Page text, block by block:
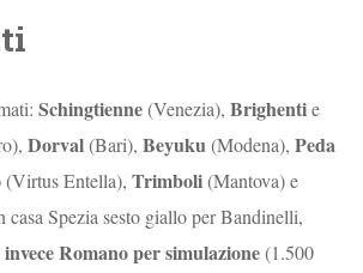
Schingtienne(Venezia),Brighentie
Dorval(Bari),Beyuku(Modena),Peda
(Virtus Entella),Trimboli(Mantova) e
casa Spezia sesto giallo per Bandinelli,
Romano per simulazione(1.500